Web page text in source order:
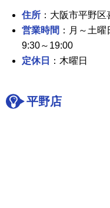
住所 ：大阪市平野
営業時間 ：月～土
9:30～19:00
定休日
：木曜日
平野店